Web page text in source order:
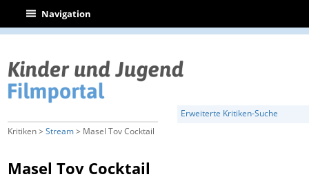
| Navigation
Erweiterte Kritiken-Suche
Kritiken >Stream> Masel Tov Cocktail
Masel Tov Cocktail